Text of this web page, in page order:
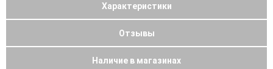
Характеристики
Отзывы
Наличие в магазинах